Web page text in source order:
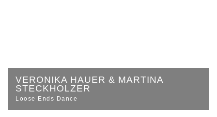
VERONIKA HAUER & MARTINA
STECKHOLZER
Loose Ends Dance